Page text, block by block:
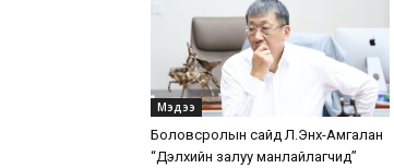
Мэдээ
Боловсролын сайд Л.Энх-Амгалан
“Дэлхийн залуу манлайлагчид”